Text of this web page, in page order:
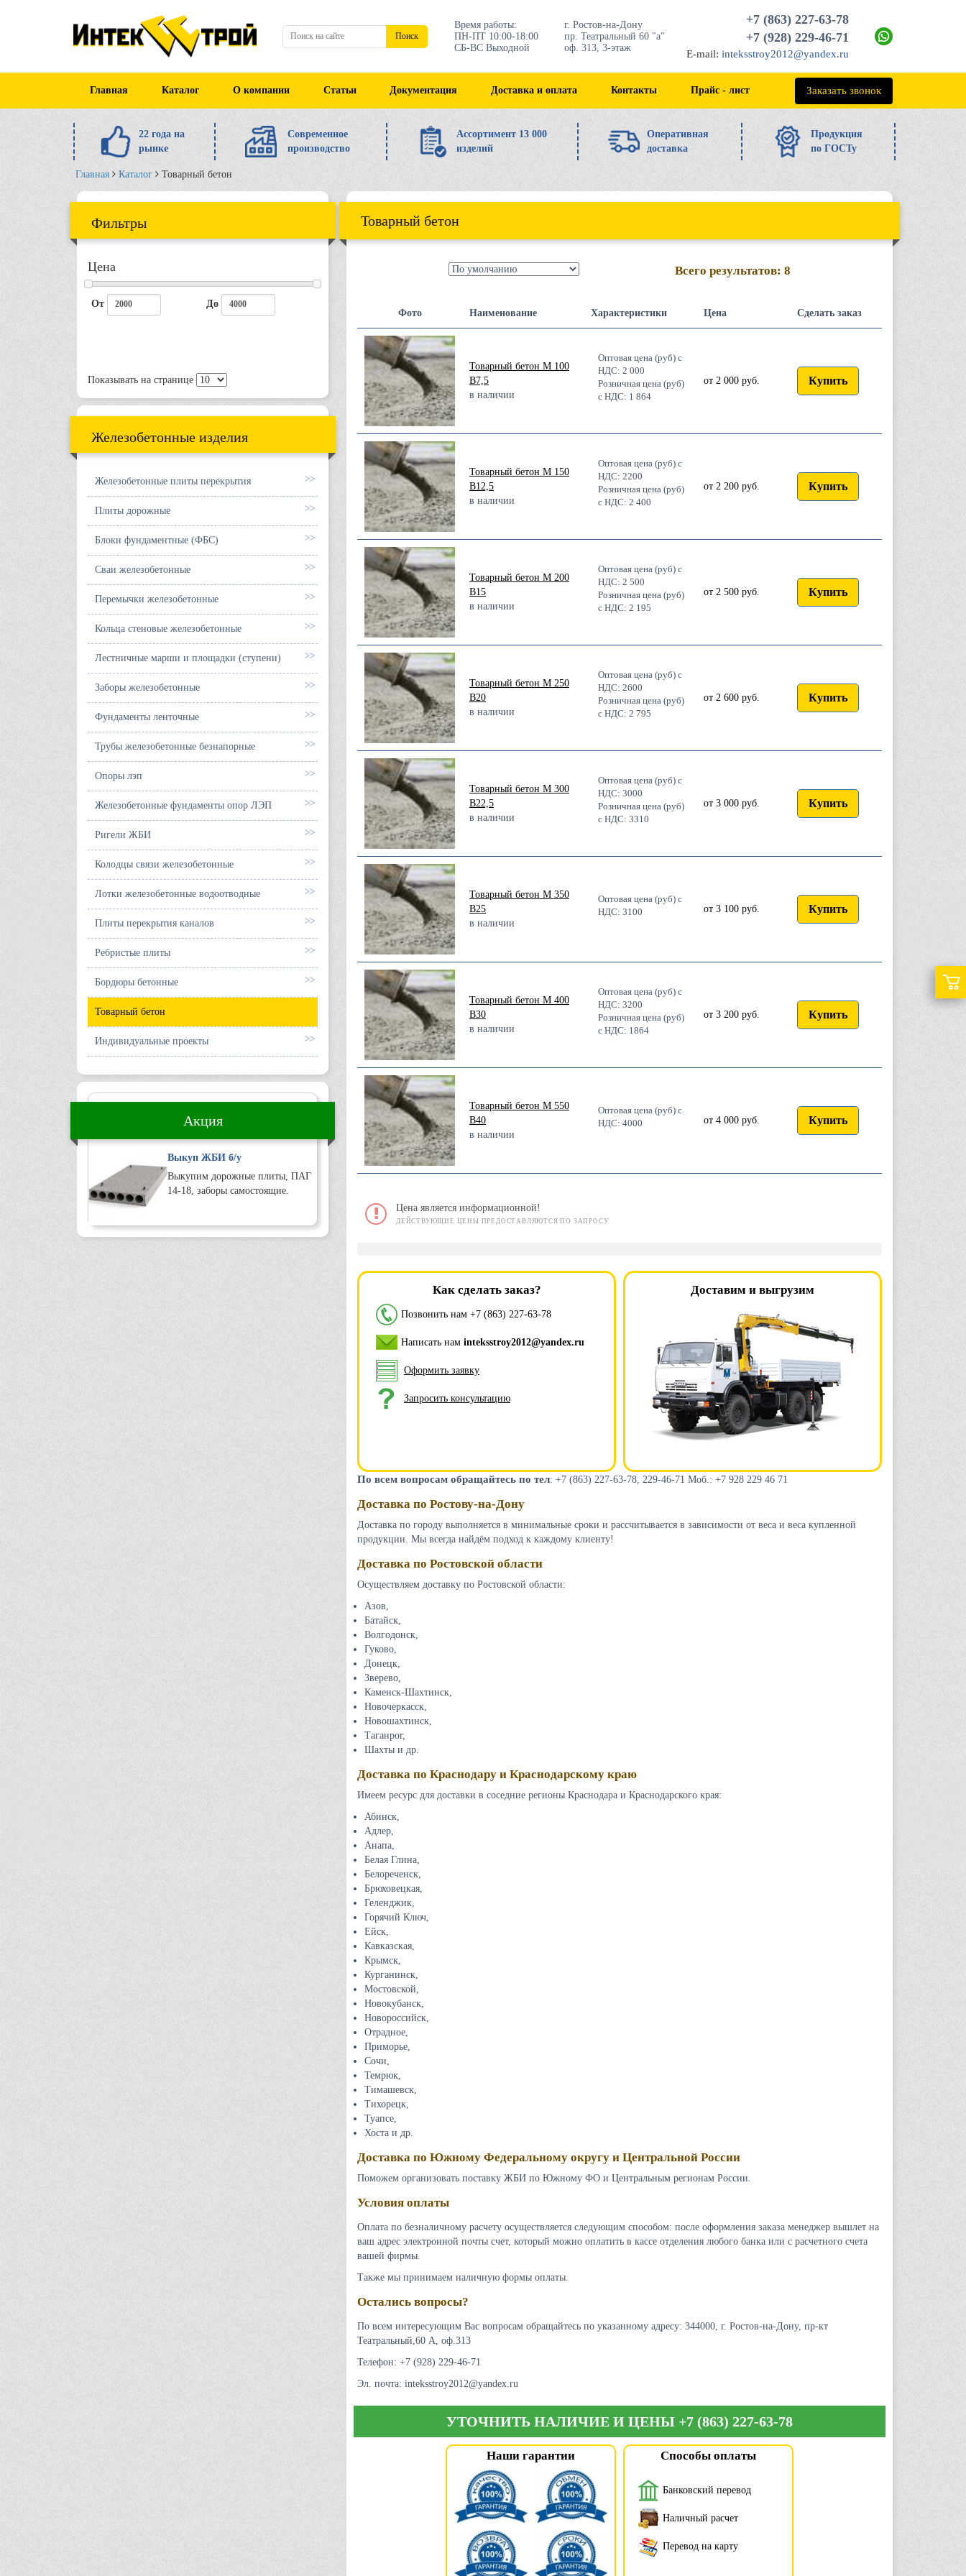
Поиск
Время работы:
ПН-ПТ 10:00-18:00
СБ-ВС Выходной
г. Ростов-на-Дону
пр. Театральный 60 "а"
оф. 313, 3-этаж
+7 (863) 227-63-78
+7 (928) 229-46-71
E-mail: inteksstroy2012@yandex.ru
Главная Каталог О компании Статьи Документация Доставка и оплата Контакты Прайс - лист +7 (863) 227-63-78
Заказать звонок
22 года на
рынке
Современное
производство
Ассортимент 13 000
изделий
Оперативная
доставка
Продукция
по ГОСТу
Главная Каталог Товарный бетон
Фильтры
Цена
От До
Показывать на странице
Железобетонные изделия
Железобетонные плиты перекрытия
Плиты дорожные
Блоки фундаментные (ФБС)
Сваи железобетонные
Перемычки железобетонные
Кольца стеновые железобетонные
Лестничные марши и площадки (ступени)
Заборы железобетонные
Фундаменты ленточные
Трубы железобетонные безнапорные
Опоры лэп
Железобетонные фундаменты опор ЛЭП
Ригели ЖБИ
Колодцы связи железобетонные
Лотки железобетонные водоотводные
Плиты перекрытия каналов
Ребристые плиты
Бордюры бетонные
Товарный бетон
Индивидуальные проекты
Акция
Выкуп ЖБИ б/у
Выкупим дорожные плиты, ПАГ
14-18, заборы самостоящие.
Товарный бетон
Всего результатов: 8
Фото Наименование Характеристики Цена Сделать заказ
Товарный бетон М 100
В7,5
в наличии
Оптовая цена (руб) с
НДС: 2 000
Розничная цена (руб)
с НДС: 1 864
от 2 000 руб. Купить
Товарный бетон М 150
В12,5
в наличии
Оптовая цена (руб) с
НДС: 2200
Розничная цена (руб)
с НДС: 2 400
от 2 200 руб. Купить
Товарный бетон М 200
В15
в наличии
Оптовая цена (руб) с
НДС: 2 500
Розничная цена (руб)
с НДС: 2 195
от 2 500 руб. Купить
Товарный бетон М 250
В20
в наличии
Оптовая цена (руб) с
НДС: 2600
Розничная цена (руб)
с НДС: 2 795
от 2 600 руб. Купить
Товарный бетон М 300
В22,5
в наличии
Оптовая цена (руб) с
НДС: 3000
Розничная цена (руб)
с НДС: 3310
от 3 000 руб. Купить
Товарный бетон М 350
В25
в наличии
Оптовая цена (руб) с
НДС: 3100 от 3 100 руб. Купить
Товарный бетон М 400
В30
в наличии
Оптовая цена (руб) с
НДС: 3200
Розничная цена (руб)
с НДС: 1864
от 3 200 руб. Купить
Товарный бетон М 550
В40
в наличии
Оптовая цена (руб) с
НДС: 4000 от 4 000 руб. Купить
Цена является информационной!
ДЕЙСТВУЮЩИЕ ЦЕНЫ ПРЕДОСТАВЛЯЮТСЯ ПО ЗАПРОСУ
Как сделать заказ?
Позвонить нам +7 (863) 227-63-78
Написать нам inteksstroy2012@yandex.ru
Оформить заявку
Запросить консультацию
Доставим и выгрузим
По всем вопросам обращайтесь по тел: +7 (863) 227-63-78, 229-46-71 Моб.: +7 928 229 46 71
Доставка по Ростову-на-Дону
Доставка по городу выполняется в минимальные сроки и рассчитывается в зависимости от веса и веса купленной
продукции. Мы всегда найдём подход к каждому клиенту!
Доставка по Ростовской области
Осуществляем доставку по Ростовской области:
Азов,
Батайск,
Волгодонск,
Гуково,
Донецк,
Зверево,
Каменск-Шахтинск,
Новочеркасск,
Новошахтинск,
Таганрог,
Шахты и др.
Доставка по Краснодару и Краснодарскому краю
Имеем ресурс для доставки в соседние регионы Краснодара и Краснодарского края:
Абинск,
Адлер,
Анапа,
Белая Глина,
Белореченск,
Брюховецкая,
Геленджик,
Горячий Ключ,
Ейск,
Кавказская,
Крымск,
Курганинск,
Мостовской,
Новокубанск,
Новороссийск,
Отрадное,
Приморье,
Сочи,
Темрюк,
Тимашевск,
Тихорецк,
Туапсе,
Хоста и др.
Доставка по Южному Федеральному округу и Центральной России
Поможем организовать поставку ЖБИ по Южному ФО и Центральным регионам России.
Условия оплаты
Оплата по безналичному расчету осуществляется следующим способом: после оформления заказа менеджер вышлет на
ваш адрес электронной почты счет, который можно оплатить в кассе отделения любого банка или с расчетного счета
вашей фирмы.
Также мы принимаем наличную формы оплаты.
Остались вопросы?
По всем интересующим Вас вопросам обращайтесь по указанному адресу: 344000, г. Ростов-на-Дону, пр-кт
Театральный,60 А, оф.313
Телефон: +7 (928) 229-46-71
Эл. почта: inteksstroy2012@yandex.ru
УТОЧНИТЬ НАЛИЧИЕ И ЦЕНЫ +7 (863) 227-63-78
Наши гарантии Способы оплаты
Банковский перевод
Наличный расчет
Перевод на карту